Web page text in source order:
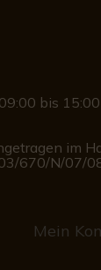
bis
im
670/N/07/
Mein